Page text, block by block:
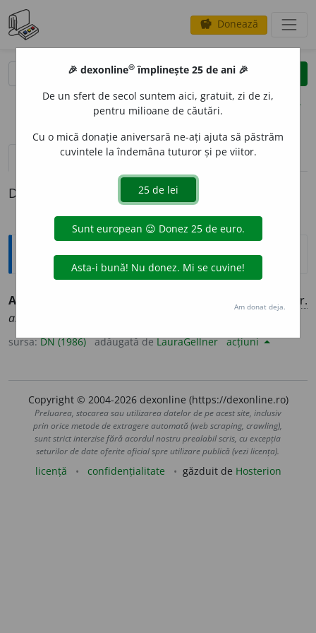
savings Donează
clear
opțiuni
definiții (1)
Definiția cu ID-ul 393341:
Explicative DEX
ALIENABILIT
fr.
allénabilité
sursa:DN (1986) adăugată deLauraGellner acțiuni
Copyright © 2004-2026 dexonline (https://dexonline.ro)
Preluarea, stocarea sau utilizarea datelor de pe acest site, inclusiv
prin orice metode de extragere automată (web scraping, crawling),
sunt strict interzise fără acordul nostru prealabil scris, cu excepția
seturilor de date oferite oficial spre utilizare publică (vezi licența).
licență confidențialitate găzduit de Hosterion
🎉 dexonline® împlinește 25 de ani 🎉
De un sfert de secol suntem aici, gratuit, zi de zi,
pentru milioane de căutări.
Cu o mică donație aniversară ne-ați ajuta să păstrăm
cuvintele la îndemâna tuturor și pe viitor.
Am donat deja.